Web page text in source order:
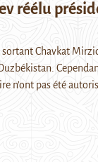
réélu
sortant Chavkat
n’ont pas été